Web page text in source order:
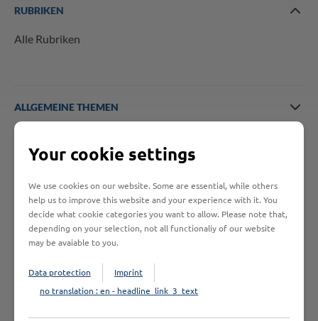
RUBRIKEN
Alle Rubriken
ALLGEMEINE THEMEN
Keine Artikel verfügbar.
Unsere Empfehlungen
Your cookie settings
We use cookies on our website. Some are essential, while others
help us to improve this website and your experience with it. You
decide what cookie categories you want to allow. Please note that,
depending on your selection, not all functionaliy of our website
may be avaiable to you.
Data protection
Imprint
no translation : en - headline_link_3_text